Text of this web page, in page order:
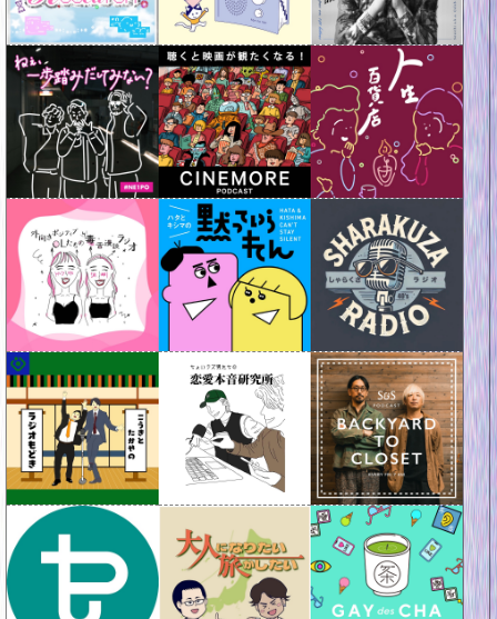
PODCAST WEEKEND 2026 ─ 歴史を紐解く！聞き流し偉人伝 〈 5/9 Sat 10:00 - 18:00 〉